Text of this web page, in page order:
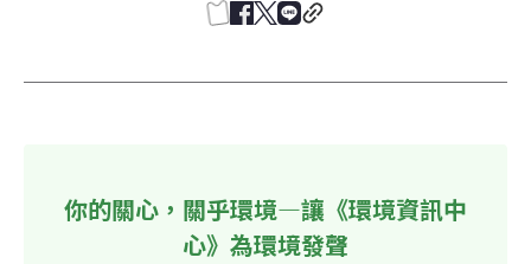
你的關心，關乎環境—讓《環境資訊中
心》為環境發聲